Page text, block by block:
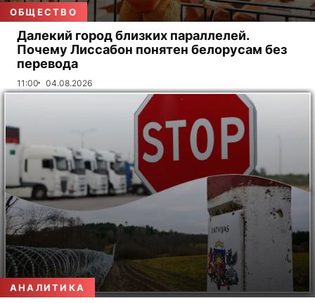
ОБЩЕСТВО
Далекий город близких параллелей.
Почему Лиссабон понятен белорусам без
перевода
11:00 04.08.2026
АНАЛИТИКА